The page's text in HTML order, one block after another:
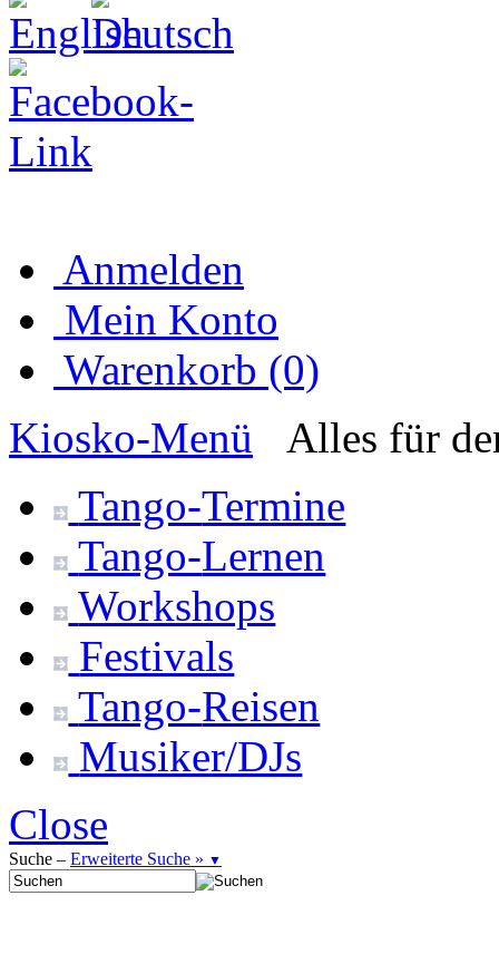
Anmelden
Mein Konto
Warenkorb (0)
Kiosko-Menü
Alles für
Tango-Termine
Tango-Lernen
Workshops
Festivals
Tango-Reisen
Musiker/DJs
Close
Suche – Erweiterte Suche » ▼